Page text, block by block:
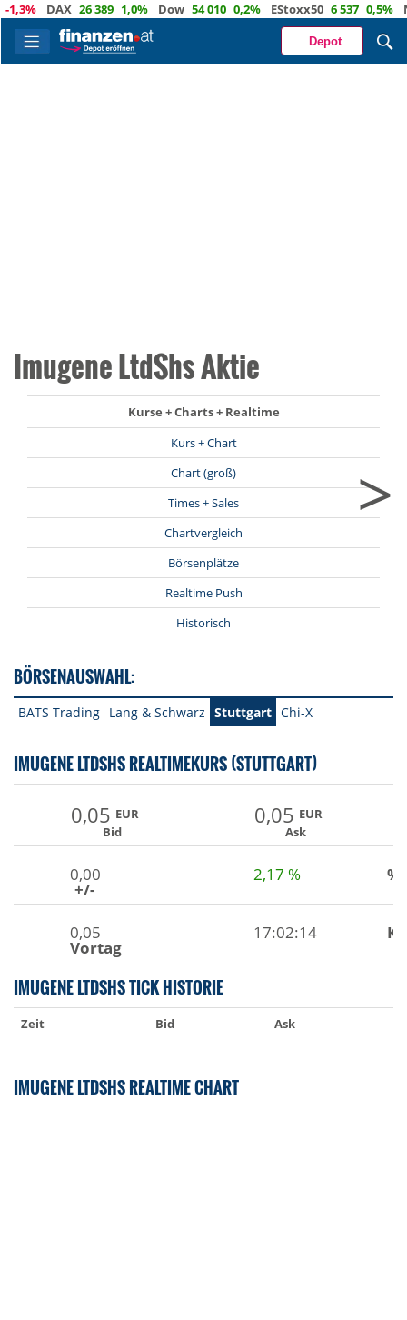
DAX 26 389 1,0% Dow 54 010 0,2% EStoxx50 6 537 0,5%
Depot
Imugene LtdShs Aktie
Kurse + Charts + Realtime
Kurs + Chart
Chart (groß)
Times + Sales
Chartvergleich
Börsenplätze
Realtime Push
Historisch
>
BÖRSENAUSWAHL:
BATS Trading Lang & Schwarz Stuttgart Chi-X
IMUGENE LTDSHS REALTIMEKURS (STUTTGART)
0,05 EUR
Bid
0,05 EUR
Ask
0,00
+/-
2,17 % %
0,05
Vortag
17:02:14
IMUGENE LTDSHS TICK HISTORIE
Zeit Bid Ask
IMUGENE LTDSHS REALTIME CHART